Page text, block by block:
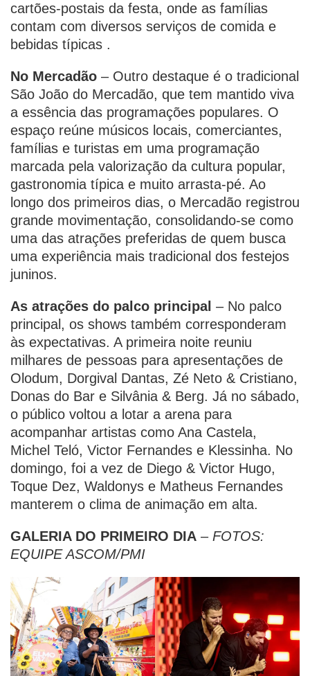
cartões-postais da festa, onde as famílias
contam com diversos serviços de comida e
bebidas típicas .
No Mercadão – Outro destaque é o tradicional
São João do Mercadão, que tem mantido viva
a essência das programações populares. O
espaço reúne músicos locais, comerciantes,
famílias e turistas em uma programação
marcada pela valorização da cultura popular,
gastronomia típica e muito arrasta-pé. Ao
longo dos primeiros dias, o Mercadão registrou
grande movimentação, consolidando-se como
uma das atrações preferidas de quem busca
uma experiência mais tradicional dos festejos
juninos.
As atrações do palco principal – No palco
principal, os shows também corresponderam
às expectativas. A primeira noite reuniu
milhares de pessoas para apresentações de
Olodum, Dorgival Dantas, Zé Neto & Cristiano,
Donas do Bar e Silvânia & Berg. Já no sábado,
o público voltou a lotar a arena para
acompanhar artistas como Ana Castela,
Michel Teló, Victor Fernandes e Klessinha. No
domingo, foi a vez de Diego & Victor Hugo,
Toque Dez, Waldonys e Matheus Fernandes
manterem o clima de animação em alta.
GALERIA DO PRIMEIRO DIA – FOTOS:
EQUIPE ASCOM/PMI